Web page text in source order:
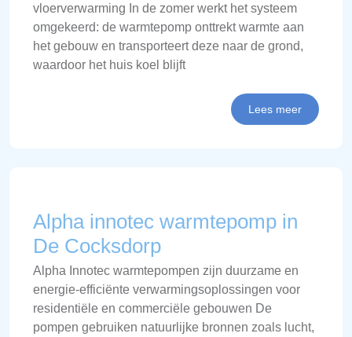
vloerverwarming In de zomer werkt het systeem
omgekeerd: de warmtepomp onttrekt warmte aan
het gebouw en transporteert deze naar de grond,
waardoor het huis koel blijft
Lees meer
Alpha innotec warmtepomp in
De Cocksdorp
Alpha Innotec warmtepompen zijn duurzame en
energie-efficiënte verwarmingsoplossingen voor
residentiële en commerciële gebouwen De
pompen gebruiken natuurlijke bronnen zoals lucht,